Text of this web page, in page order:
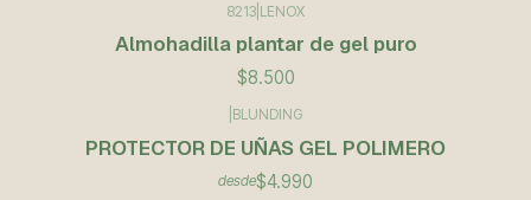
8213 LENOX
Almohadilla plantar de gel puro
$8.500
BLUNDING
PROTECTOR DE UÑAS GEL POLIMERO
desde$4.990